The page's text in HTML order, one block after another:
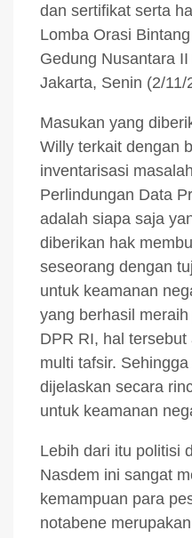
dan sertifikat serta
Lomba Orasi
Gedung Nusantara
Jakarta, Senin (2/11/
Masukan yang
Willy terkait dengan
inventarisasi
Perlindungan Data
adalah siapa saja
diberikan hak
seseorang dengan
untuk keamanan
yang berhasil
DPR RI, hal
multi tafsir.
dijelaskan secara
untuk keamanan
Lebih dari itu politisi
Nasdem ini sangat
kemampuan para
notabene